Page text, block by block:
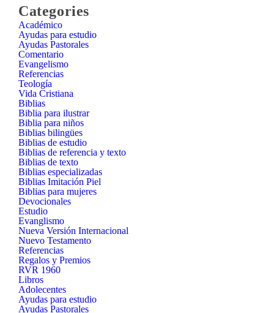
Close
Categories
Categories
Académico
Ayudas para estudio
Ayudas Pastorales
Comentario
Evangelismo
Referencias
Teología
Vida Cristiana
Biblias
Biblia para ilustrar
Biblia para niños
Biblias bilingües
Biblias de estudio
Biblias de referencia y texto
Biblias de texto
Biblias especializadas
Biblias Imitación Piel
Biblias para mujeres
Devocionales
Estudio
Evanglismo
Nueva Versión Internacional
Nuevo Testamento
Referencias
Regalos y Premios
RVR 1960
Libros
Adolecentes
Ayudas para estudio
Ayudas Pastorales